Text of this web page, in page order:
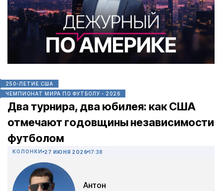
250-ЛЕТИЕ США
ЧЕМПИОНАТ МИРА ПО ФУТБОЛУ - 2026
Два турнира, два юбилея: как США
отмечают годовщины независимости
футболом
КОЛОНКИ 27 ИЮНЯ 2026 17:38
Антон